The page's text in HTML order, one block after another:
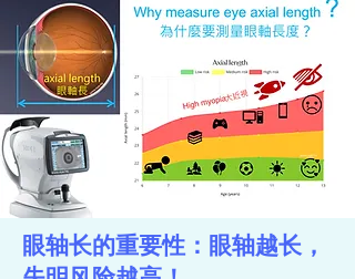
眼轴长的重要性：眼轴越长，